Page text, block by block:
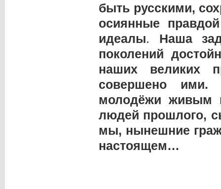
быть русскими,
осиянные
идеалы. Наша
поколений
наших великих
совершено
молодёжи живым
людей прошлого,
мы, нынешние
настоящем…